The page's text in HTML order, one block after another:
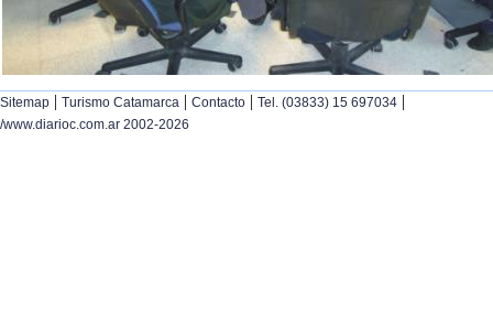
Sitemap | Turismo Catamarca | Contacto | Tel. (03833) 15 697034 |
/www.diarioc.com.ar 2002-2026